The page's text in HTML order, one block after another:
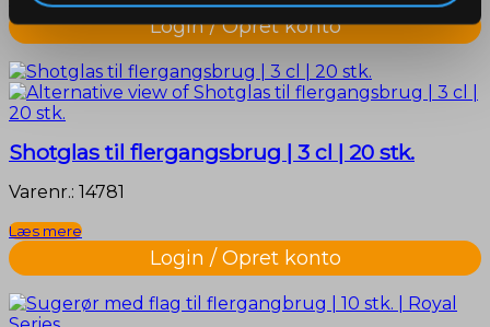
Login / Opret konto
Shotglas til flergangsbrug | 3 cl | 20 stk.
Varenr.: 14781
Læs mere
Login / Opret konto